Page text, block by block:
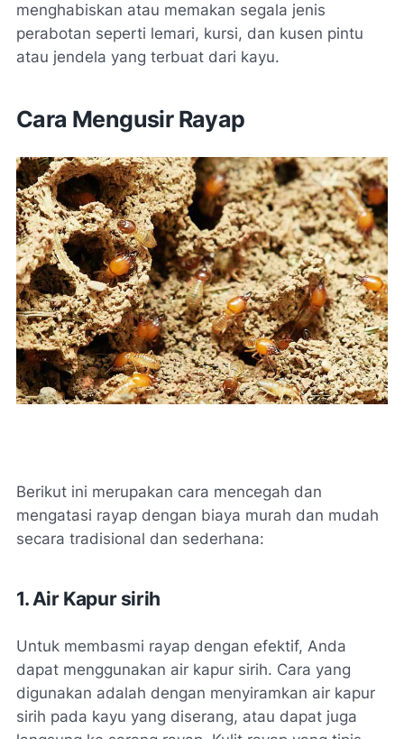
menghabiskan atau memakan segala jenis
perabotan seperti lemari, kursi, dan kusen pintu
atau jendela yang terbuat dari kayu.
Cara Mengusir Rayap
Berikut ini merupakan cara mencegah dan
mengatasi rayap dengan biaya murah dan mudah
secara tradisional dan sederhana:
1. Air Kapur sirih
Untuk membasmi rayap dengan efektif, Anda
dapat menggunakan air kapur sirih. Cara yang
digunakan adalah dengan menyiramkan air kapur
sirih pada kayu yang diserang, atau dapat juga